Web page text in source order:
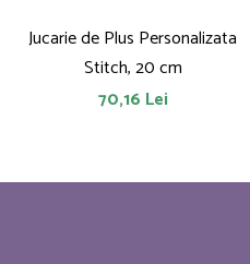
Jucarie de Plus Personalizata
Stitch, 20 cm
70,16 Lei